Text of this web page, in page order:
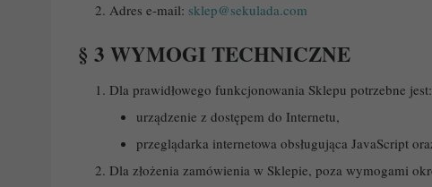
Adres e-mail: sklep@sekulada.com
§ 3 WYMOGI TECHNICZNE
Dla prawidłowego funkcjonowania Sklepu potrzebne jest:
urządzenie z dostępem do Internetu,
przeglądarka internetowa obsługująca JavaScript
Dla złożenia zamówienia w Sklepie, poza wymogami